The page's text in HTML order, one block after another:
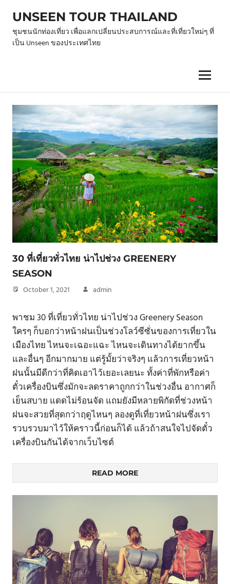
content
UNSEEN TOUR THAILAND
ชุมชนนักท่องเที่ยว เพื่อแลกเปลี่ยนประสบการณ์และที่เที่ยวใหม่ๆ ที่
เป็น Unseen ของประเทศไทย
Menu
30 ที่เที่ยวทั่วไทย น่าไปช่วง GREENERY
SEASON
October 1, 2021 admin
พาชม 30 ที่เที่ยวทั่วไทย น่าไปช่วง Greenery Season
ใครๆ ก็บอกว่าหน้าฝนเป็นช่วงโลว์ซีซั่นของการเที่ยวใน
เมืองไทย ไหนจะเฉอะแฉะ ไหนจะเดินทางได้ยากขึ้น
และอื่นๆ อีกมากมาย แต่รู้มั้ยว่าจริงๆ แล้วการเที่ยวหน้า
ฝนนั้นมีดีกว่าที่คิดเอาไว้เยอะเลยนะ ทั้งค่าที่พักหรือค่า
ตั๋วเครื่องบินซึ่งมักจะลดราคาถูกกว่าในช่วงอื่น อากาศก็
เย็นสบาย แดดไม่ร้อนจัด แถมยังมีหลายพิกัดที่ช่วงหน้า
ฝนจะสวยที่สุดกว่าฤดูไหนๆ ลองดูที่เที่ยวหน้าฝนซึ่งเรา
รวบรวบมาไว้ให้คราวนี้ก่อนก็ได้ แล้วถ้าสนใจไปจัดตั๋ว
เครื่องบินกันได้จากเว็บไซต์
READ MORE